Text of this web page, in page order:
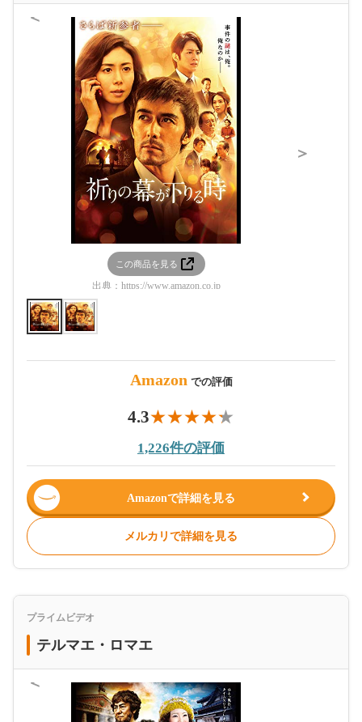
＜
この商品を見る
出典： https://www.amazon.co.jp
＞
Amazon での評価
4.3
1,226件の評価
Amazonで詳細を見る
メルカリで詳細を見る
プライムビデオ
テルマエ・ロマエ
＜